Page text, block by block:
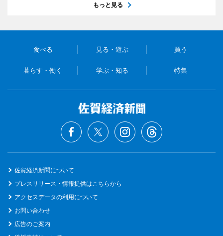
もっと見る
食べる 見る・遊ぶ 買う
暮らす・働く 学ぶ・知る 特集
佐賀経済新聞について
プレスリリース・情報提供はこちらから
アクセスデータの利用について
お問い合わせ
広告のご案内